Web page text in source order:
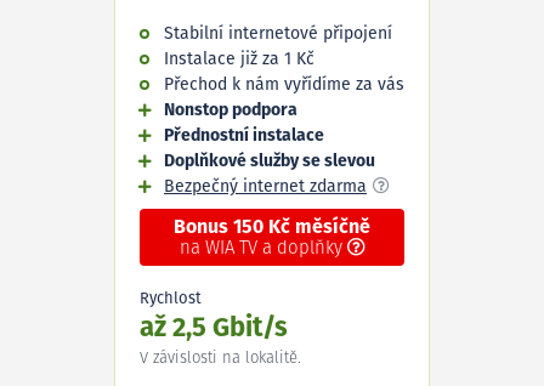
Stabilní internetové připojení
Instalace již za 1 Kč
Přechod k nám vyřídíme za vás
Nonstop podpora
Přednostní instalace
Doplňkové služby se slevou
Bezpečný internet zdarma
Bonus 150 Kč měsíčně
na WIA TV a doplňky
Rychlost
až 2,5 Gbit/s
V závislosti na lokalitě.